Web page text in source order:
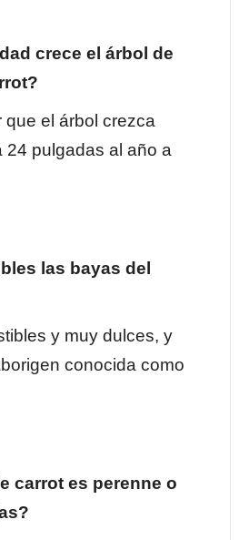
crece el árbol de
que el árbol crezca
24 pulgadas al año a
las bayas del
y muy dulces, y
conocida como
carrot es perenne o